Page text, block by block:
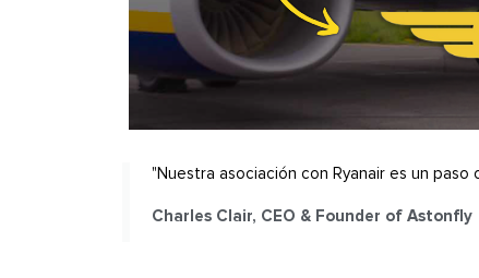
"Nuestra asociación con Ryanair es un
Charles Clair, CEO & Founder of Astonfly